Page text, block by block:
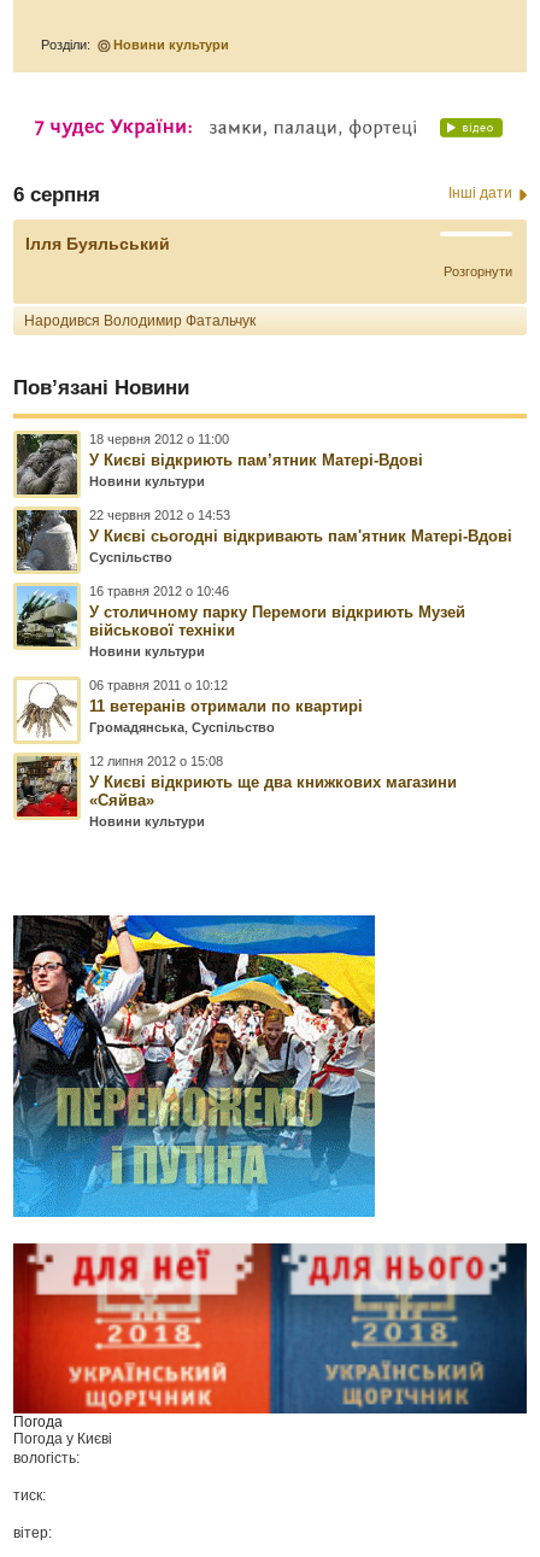
Розділи: Новини культури
6 серпня Інші дати
Ілля Буяльський
Розгорнути
Народився Володимир Фатальчук
Пов’язані Новини
18 червня 2012 о 11:00
У Києві відкриють пам’ятник Матері-Вдові
Новини культури
22 червня 2012 о 14:53
У Києві сьогодні відкривають пам'ятник Матері-Вдові
Суспільство
16 травня 2012 о 10:46
У столичному парку Перемоги відкриють Музей
військової техніки
Новини культури
06 травня 2011 о 10:12
11 ветеранів отримали по квартирі
Громадянська ,Суспільство
12 липня 2012 о 15:08
У Києві відкриють ще два книжкових магазини
«Сяйва»
Новини культури
Погода
Погода у Києві
вологість:
тиск:
вітер: